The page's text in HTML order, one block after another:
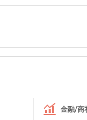
金融/商